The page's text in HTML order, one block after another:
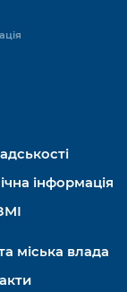
інформація
міська влада